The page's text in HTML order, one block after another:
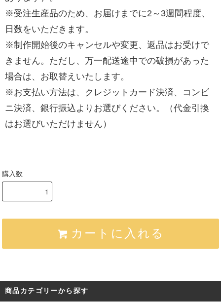
※受注生産品のため、お届けまでに2～3週間程度、
日数をいただきます。
※制作開始後のキャンセルや変更、返品はお受けで
きません。ただし、万一配送途中での破損があった
場合は、お取替えいたします。
※お支払い方法は、クレジットカード決済、コンビ
ニ決済、銀行振込よりお選びください。（代金引換
はお選びいただけません）
購入数
カートに入れる
商品カテゴリーから探す